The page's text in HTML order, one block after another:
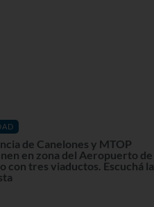
de Canelones y MTOP
en zona del Aeropuerto de
con tres viaductos. Escuchá la